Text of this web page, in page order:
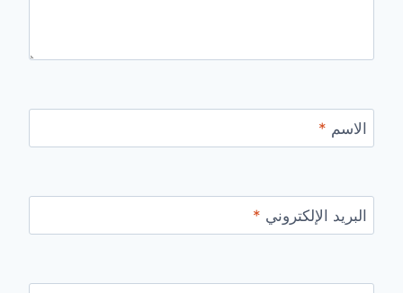
الاسم *
البريد الإلكتروني *